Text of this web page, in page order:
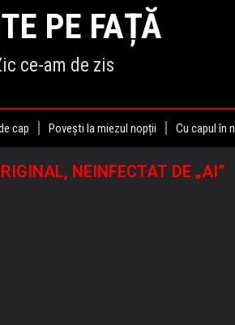
PE FAȚĂ
ce-am de zis
cap Povești la miezul nopții Cu capul
NEINFECTAT DE „AI”